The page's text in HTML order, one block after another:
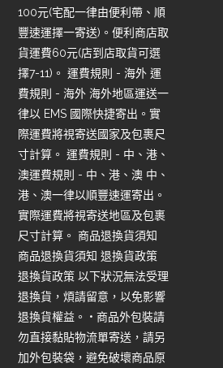
100元(宅配一律由便利帶、順
豐速運擇一寄送)。便利商店取
貨運費60元(店到店取貨可選
擇7-11)。 運費規則 - 海外 運
費規則 - 海外 海外地區運送一
律以 EMS 國際快捷寄出。實
際運費將視寄送國家及包裹尺
寸計算。 運費規則 - 中、港、
澳運費規則 - 中、港、澳 中、
港、澳一律以順豐速運寄出。
實際運費將視寄送地區及包裹
尺寸計算。 商品退換貨須知
商品退換貨須知 退換貨政策
退換貨政策 以下狀況無法受理
退換貨，煩請留意，以免影響
退換貨權益。 • 商品外包裝請
勿直接黏貼物流單寄送，請另
加外包裝袋，避免破壞商品原